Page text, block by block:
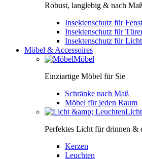
Robust, langlebig & nach
Insektenschutz für
Insektenschutz für
Insektenschutz für
Möbel & Accessoires
Möbel
Einziartige Möbel für Sie
Schränke nach Maß
Möbel für jeden Raum
Perfektes Licht für drinnen &
Kerzen
Leuchten